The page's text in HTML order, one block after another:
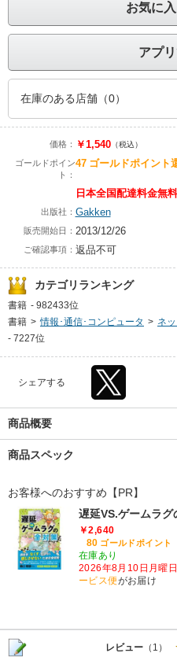
お気に
アプ
在庫のある店舗（0）
価格： ￥1,540（税込）
ゴールドポイン
ト：
47 ゴールドポイント
日本全国配達料金無料
出版社： Gakken
販売開始日： 2013/12/26
ご確認事項： 返品不可
カテゴリランキング
書籍 - 982433位
書籍 > 情報･通信･コンピュータ > ネ
- 7227位
シェアする
商品概要
商品スペック
お客様へのおすすめ【PR】
遅延VS.ゲームラ
￥2,640
80 ゴールドポイント
在庫あり
2026年8月10日月曜
ービス便がお届け
レビュー （1）